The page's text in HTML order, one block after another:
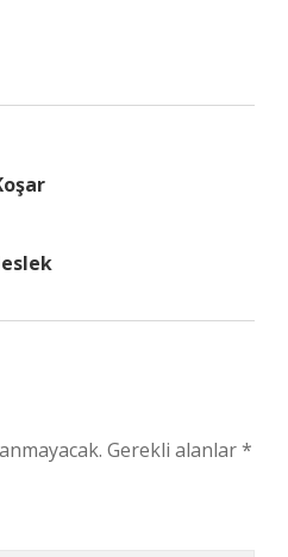
Gerekli alanlar*